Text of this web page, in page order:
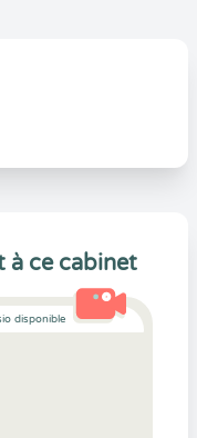
à ce cabinet
disponible